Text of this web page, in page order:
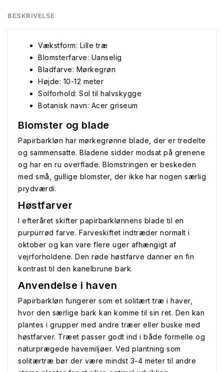
BESKRIVELSE
Vækstform: Lille træ
Blomsterfarve: Uanselig
Bladfarve: Mørkegrøn
Højde: 10-12 meter
Solforhold: Sol til halvskygge
Botanisk navn: Acer griseum
Blomster og blade
Papirbarkløn har mørkegrønne blade, der er tredelte
og sammensatte. Bladene sidder modsat på grenene
og har en ru overflade. Blomstringen er beskeden
med små, gullige blomster, der ikke har nogen særlig
prydværdi.
Høstfarver
I efteråret skifter papirbarklønnens blade til en
purpurrød farve. Farveskiftet indtræder normalt i
oktober og kan vare flere uger afhængigt af
vejrforholdene. Den røde høstfarve danner en fin
kontrast til den kanelbrune bark.
Anvendelse i haven
Papirbarkløn fungerer som et solitært træ i haver,
hvor den særlige bark kan komme til sin ret. Den kan
plantes i grupper med andre træer eller buske med
høstfarver. Træet passer godt ind i både formelle og
naturprægede havemiljøer. Ved plantning som
solitærtræ bør der være mindst 3-4 meter til andre